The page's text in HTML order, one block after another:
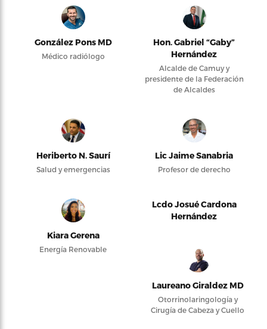
González Pons MD
Médico radiólogo
Hon. Gabriel “Gaby”
Hernández
Alcalde de Camuy y
presidente de la Federación
de Alcaldes
Heriberto N. Saurí
Salud y emergencias
Lic Jaime Sanabria
Profesor de derecho
Kiara Gerena
Energía Renovable
Lcdo Josué Cardona
Hernández
Laureano Giraldez MD
Otorrinolaringología y
Cirugía de Cabeza y Cuello